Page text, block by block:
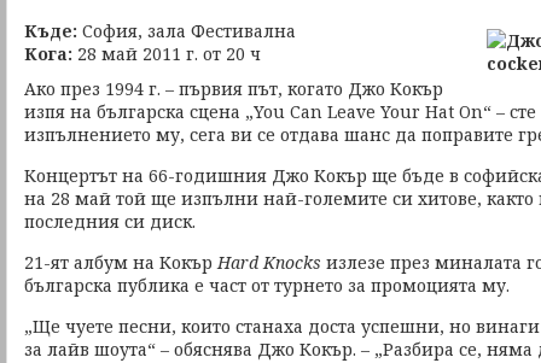
Къде: София, зала Фестивална
Кога: 28 май 2011 г. от 20 ч
Ако през 1994 г. – първия път, когато Джо Кокър
изпя на българска сцена „You Can Leave Your Hat On“ –
изпълнението му, сега ви се отдава шанс да поправите
Концертът на 66-годишния Джо Кокър ще бъде в
на 28 май той ще изпълни най-големите си хитове, както
последния си диск.
21-ят албум на КокърHard Knocks излезе през миналата
българска публика е част от турнето за промоцията му.
„Ще чуете песни, които станаха доста успешни, но
за лайв шоута“ – обяснява Джо Кокър. – „Разбира се,